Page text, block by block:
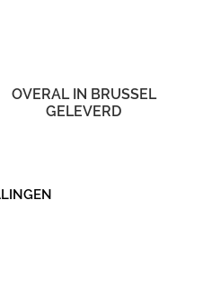
OVERAL IN BRUSSEL
GELEVERD